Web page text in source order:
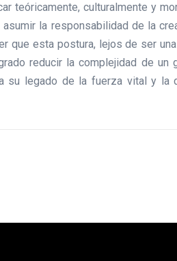
teóricamente, culturalmente y
la responsabilidad de la
que esta postura, lejos de ser
reducir la complejidad de un
su legado de la fuerza vital y la